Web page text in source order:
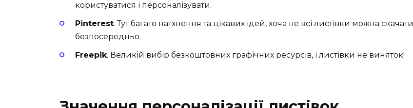
користуватися і персоналізувати.
Pinterest. Тут багато натхнення та цікавих ідей, хоча не всі листівки можна скачати
безпосередньо.
Freepik. Великій вибір безкоштовних графічних ресурсів, і листівки не виняток!